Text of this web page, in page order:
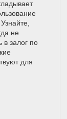
не
в залог по
для